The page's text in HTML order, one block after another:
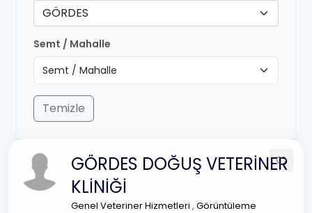
GÖRDES
Semt / Mahalle
Temizle
GÖRDES DOĞUŞ VETERİNER
KLİNİĞİ
Genel Veteriner Hizmetleri , Görüntüleme